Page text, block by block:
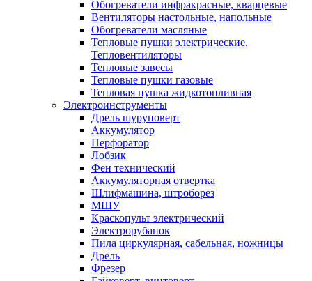
Обогреватели инфракрасные, кварцевые
Вентиляторы настольные, напольные
Обогреватели масляные
Тепловые пушки электрические,
Тепловентиляторы
Тепловые завесы
Тепловые пушки газовые
Тепловая пушка жидкотопливная
Электроинструменты
Дрель шуруповерт
Аккумулятор
Перфоратор
Лобзик
Фен технический
Аккумуляторная отвертка
Шлифмашина, штроборез
МШУ
Краскопульт электрический
Электрорубанок
Пила циркулярная, сабельная, ножницы
Дрель
Фрезер